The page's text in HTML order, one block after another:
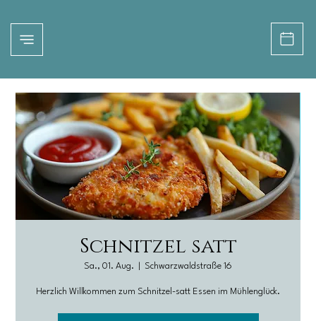
Schnitzel satt
Sa., 01. Aug. Schwarzwaldstraße 16
Herzlich Willkommen zum Schnitzel-satt Essen im Mühlenglück.